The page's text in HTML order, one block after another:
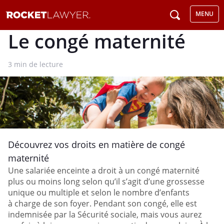
MENU
Le congé maternité
3 min de lecture
Découvrez vos droits en matière de congé
maternité
Une salariée enceinte a droit à un congé maternité
plus ou moins long selon qu’il s’agit d’une grossesse
unique ou multiple et selon le nombre d’enfants
à charge de son foyer. Pendant son congé, elle est
indemnisée par la Sécurité sociale, mais vous aurez